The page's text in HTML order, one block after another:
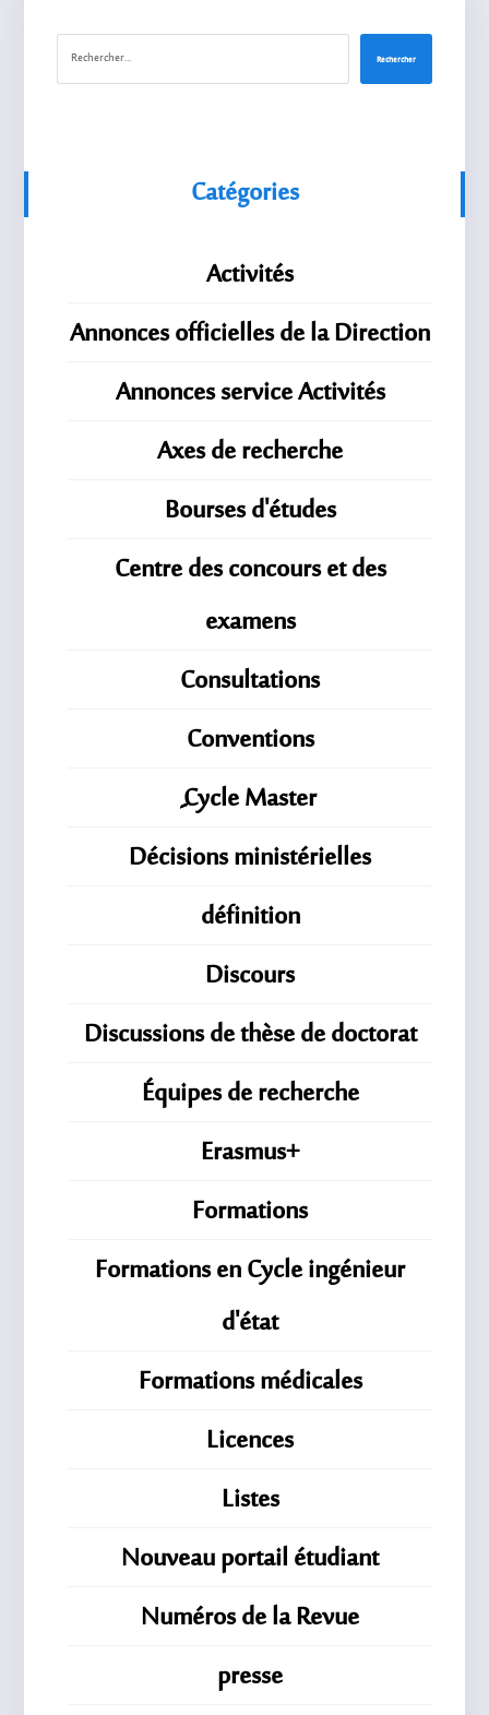
Rechercher
Catégories
Activités
Annonces officielles de la Direction
Annonces service Activités
Axes de recherche
Bourses d'études
Centre des concours et des
examens
Consultations
Conventions
ِِِCycle Master
Décisions ministérielles
définition
Discours
Discussions de thèse de doctorat
Équipes de recherche
Erasmus+
Formations
Formations en Cycle ingénieur
d'état
Formations médicales
Licences
Listes
Nouveau portail étudiant
Numéros de la Revue
presse